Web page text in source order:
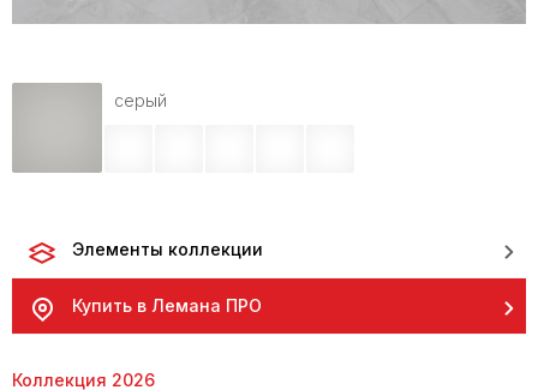
серый
Элементы коллекции
Купить в Лемана ПРО
Коллекция 2026